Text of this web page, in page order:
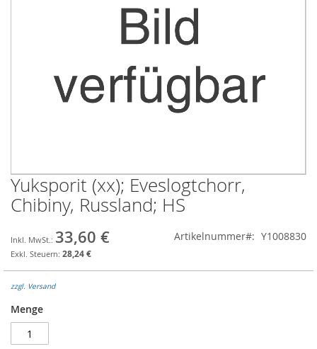
Zum
Anfang
der
springen
Yuksporit (xx); Eveslogtchorr,
Chibiny, Russland; HS
33,60 €
28,24 €
Artikelnummer Y1008830
zzgl. Versand
Menge